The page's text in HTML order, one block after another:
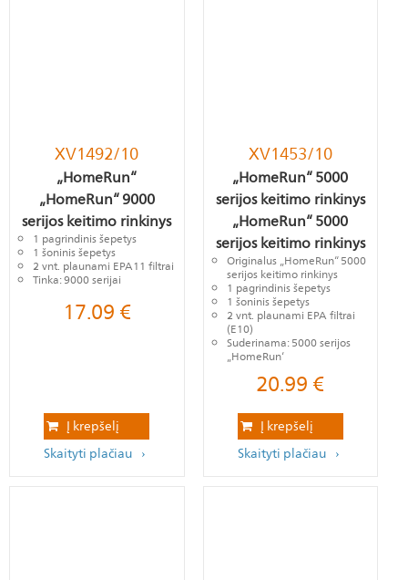
XV1492/10
„HomeRun“
„HomeRun“ 9000
serijos keitimo rinkinys
1 pagrindinis šepetys
1 šoninis šepetys
2 vnt. plaunami EPA11 filtrai
Tinka: 9000 serijai
17.09€
Į krepšelį
Skaityti plačiau
XV1453/10
„HomeRun“ 5000
serijos keitimo rinkinys
„HomeRun“ 5000
serijos keitimo rinkinys
Originalus „HomeRun“ 5000
serijos keitimo rinkinys
1 pagrindinis šepetys
1 šoninis šepetys
2 vnt. plaunami EPA filtrai
(E10)
Suderinama: 5000 serijos
„HomeRun‘
20.99€
Į krepšelį
Skaityti plačiau